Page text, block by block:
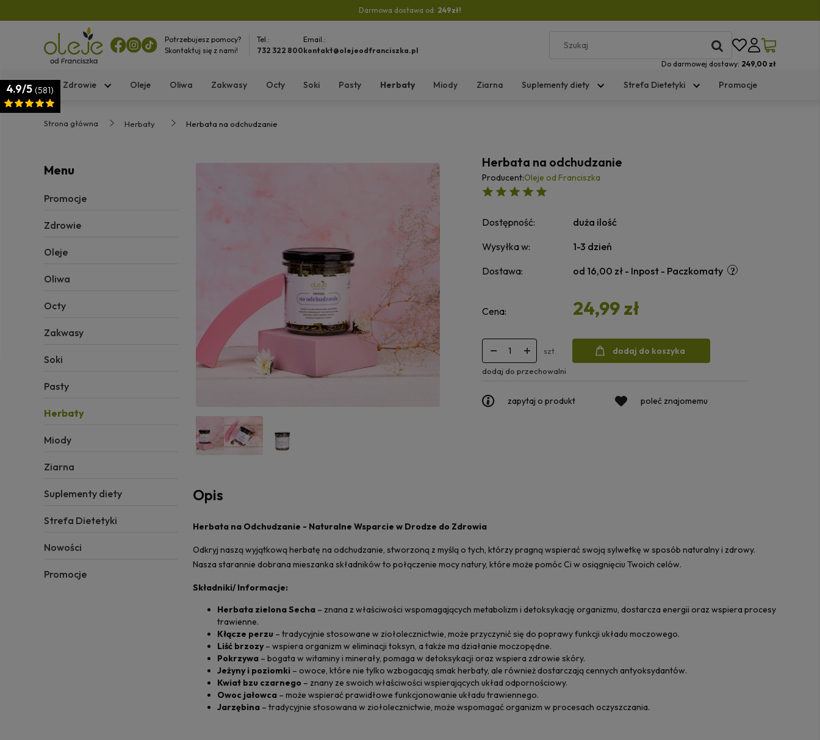
Darmowa dostawa od: 249zł!
Potrzebujesz pomocy?
Skontaktuj się z nami!
Tel.:
732 322 800
Email.:
kontakt@olejeodfranciszka.pl
Do darmowej dostawy: 249,00 zł
Zdrowie Oleje Oliwa Zakwasy Octy Soki Pasty Herbaty Miody Ziarna Suplementy diety Strefa Dietetyki Promocje
Strona główna Herbaty Herbata na odchudzanie
Menu
Promocje
Zdrowie
Oleje
Oliwa
Octy
Zakwasy
Soki
Pasty
Herbaty
Miody
Ziarna
Suplementy diety
Strefa Dietetyki
Nowości
Promocje
Herbata na odchudzanie
Producent:Oleje od Franciszka
Dostępność:
duża ilość
Wysyłka w:
1-3 dzień
Dostawa:
od 16,00 zł - Inpost - Paczkomaty
Cena: 24,99 zł
szt. dodaj do koszyka
dodaj do przechowalni
zapytaj o produkt poleć znajomemu
Opis
Herbata na Odchudzanie - Naturalne Wsparcie w Drodze do Zdrowia
Odkryj naszą wyjątkową herbatę na odchudzanie, stworzoną z myślą o tych, którzy pragną wspierać swoją sylwetkę w sposób naturalny i zdrowy.
Nasza starannie dobrana mieszanka składników to połączenie mocy natury, które może pomóc Ci w osiągnięciu Twoich celów.
Składniki/ Informacje:
Herbata zielona Secha – znana z właściwości wspomagających metabolizm i detoksykację organizmu, dostarcza energii oraz wspiera procesy
trawienne.
Kłącze perzu – tradycyjnie stosowane w ziołolecznictwie, może przyczynić się do poprawy funkcji układu moczowego.
Liść brzozy– wspiera organizm w eliminacji toksyn, a także ma działanie moczopędne.
Pokrzywa – bogata w witaminy i minerały, pomaga w detoksykacji oraz wspiera zdrowie skóry.
Jeżyny i poziomki – owoce, które nie tylko wzbogacają smak herbaty, ale również dostarczają cennych antyoksydantów.
Kwiat bzu czarnego – znany ze swoich właściwości wspierających układ odpornościowy.
Owoc jałowca – może wspierać prawidłowe funkcjonowanie układu trawiennego.
Jarzębina – tradycyjnie stosowana w ziołolecznictwie, może wspomagać organizm w procesach oczyszczania.
4.9/5 (581)